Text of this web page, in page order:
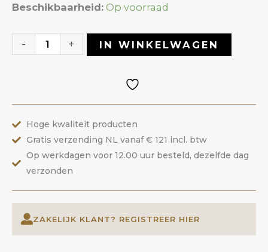
Beschikbaarheid: Op voorraad
-
Color
Gel
ANOLE
aantal
+ IN WINKELWAGEN
Hoge kwaliteit producten
Gratis verzending NL vanaf € 121 incl. btw
Op werkdagen voor 12.00 uur besteld, dezelfde dag
verzonden
ZAKELIJK KLANT? REGISTREER HIER